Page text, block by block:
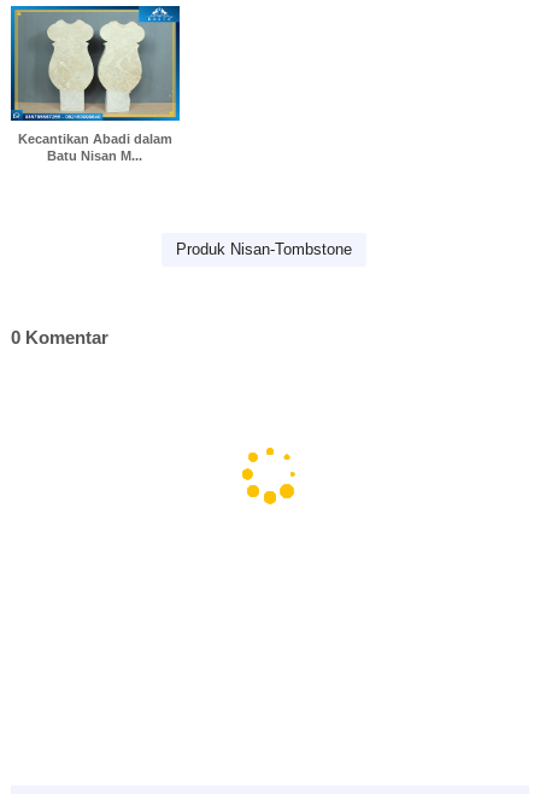
Kecantikan Abadi dalam
Batu Nisan M...
Produk Nisan-Tombstone
0 Komentar